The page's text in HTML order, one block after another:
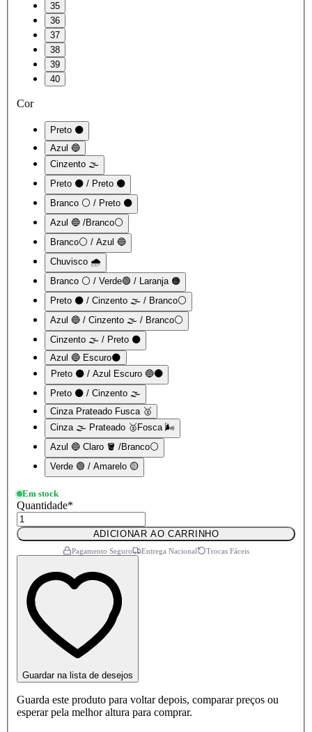
35
36
37
38
39
40
Cor
Preto ⚫
Azul 🔵
Cinzento 🌫️
Preto ⚫ / Preto ⚫
Branco ⚪ / Preto ⚫
Azul 🔵 /Branco⚪
Branco⚪ / Azul 🔵
Chuvisco 🌧️
Branco ⚪ / Verde🟢 / Laranja 🟠
Preto ⚫ / Cinzento 🌫️ / Branco⚪
Azul 🔵 / Cinzento 🌫️ / Branco⚪
Cinzento 🌫️ / Preto ⚫
Azul 🔵 Escuro🌑
Preto ⚫ / Azul Escuro 🔵🌑
Preto ⚫ / Cinzento 🌫️
Cinza Prateado Fusca 🥈
Cinza 🌫️ Prateado 🥈Fosca 🌬️
Azul 🔵 Claro 🪣 /Branco⚪
Verde 🟢 / Amarelo 🟡
Em stock
Quantidade*
ADICIONAR AO CARRINHO
Pagamento Seguro Entrega Nacional Trocas Fáceis
Guardar na lista de desejos
Guarda este produto para voltar depois, comparar preços ou
esperar pela melhor altura para comprar.